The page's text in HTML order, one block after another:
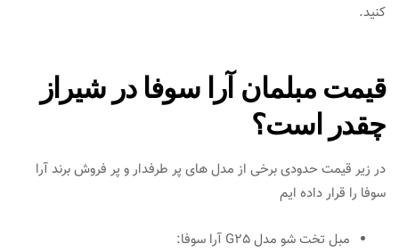
کنید.
قیمت مبلمان آرا سوفا در شیراز
چقدر است؟
در زیر قیمت حدودی برخی از مدل های پر طرفدار و پر فروش برند آرا
سوفا را قرار داده ایم
مبل تخت شو مدل G25 آرا سوفا: